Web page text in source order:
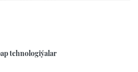
tehnologiýalar